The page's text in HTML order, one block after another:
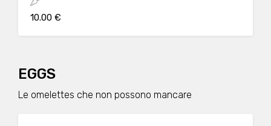
10.00 €
EGGS
Le omelettes che non possono mancare